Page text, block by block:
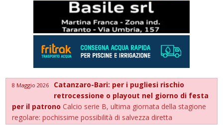
8 Maggio 2026
Catanzaro-Bari: per i pugliesi rischio
retrocessione o playout nel giorno di festa
per il patronoCalcio serie B, ultima giornata della stagione
regolare: pochissime possibilità di salvezza diretta